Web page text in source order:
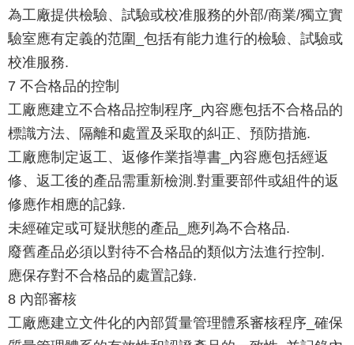
為工廠提供檢驗、試驗或校准服務的外部/商業/獨立實
驗室應有定義的范圍_包括有能力進行的檢驗、試驗或
校准服務.
7 不合格品的控制
工廠應建立不合格品控制程序_內容應包括不合格品的
標識方法、隔離和處置及采取的糾正、預防措施.
工廠應制定返工、返修作業指導書_內容應包括經返
修、返工後的產品需重新檢測.對重要部件或組件的返
修應作相應的記錄.
未經確定或可疑狀態的產品_應列為不合格品.
廢舊產品必須以對待不合格品的類似方法進行控制.
應保存對不合格品的處置記錄.
8 內部審核
工廠應建立文件化的內部質量管理體系審核程序_確保